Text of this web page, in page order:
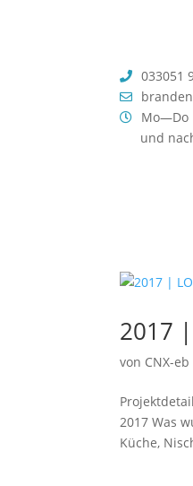
033051
Mo—Do
und
2017
von CNX-eb
2017 Was
Küche,